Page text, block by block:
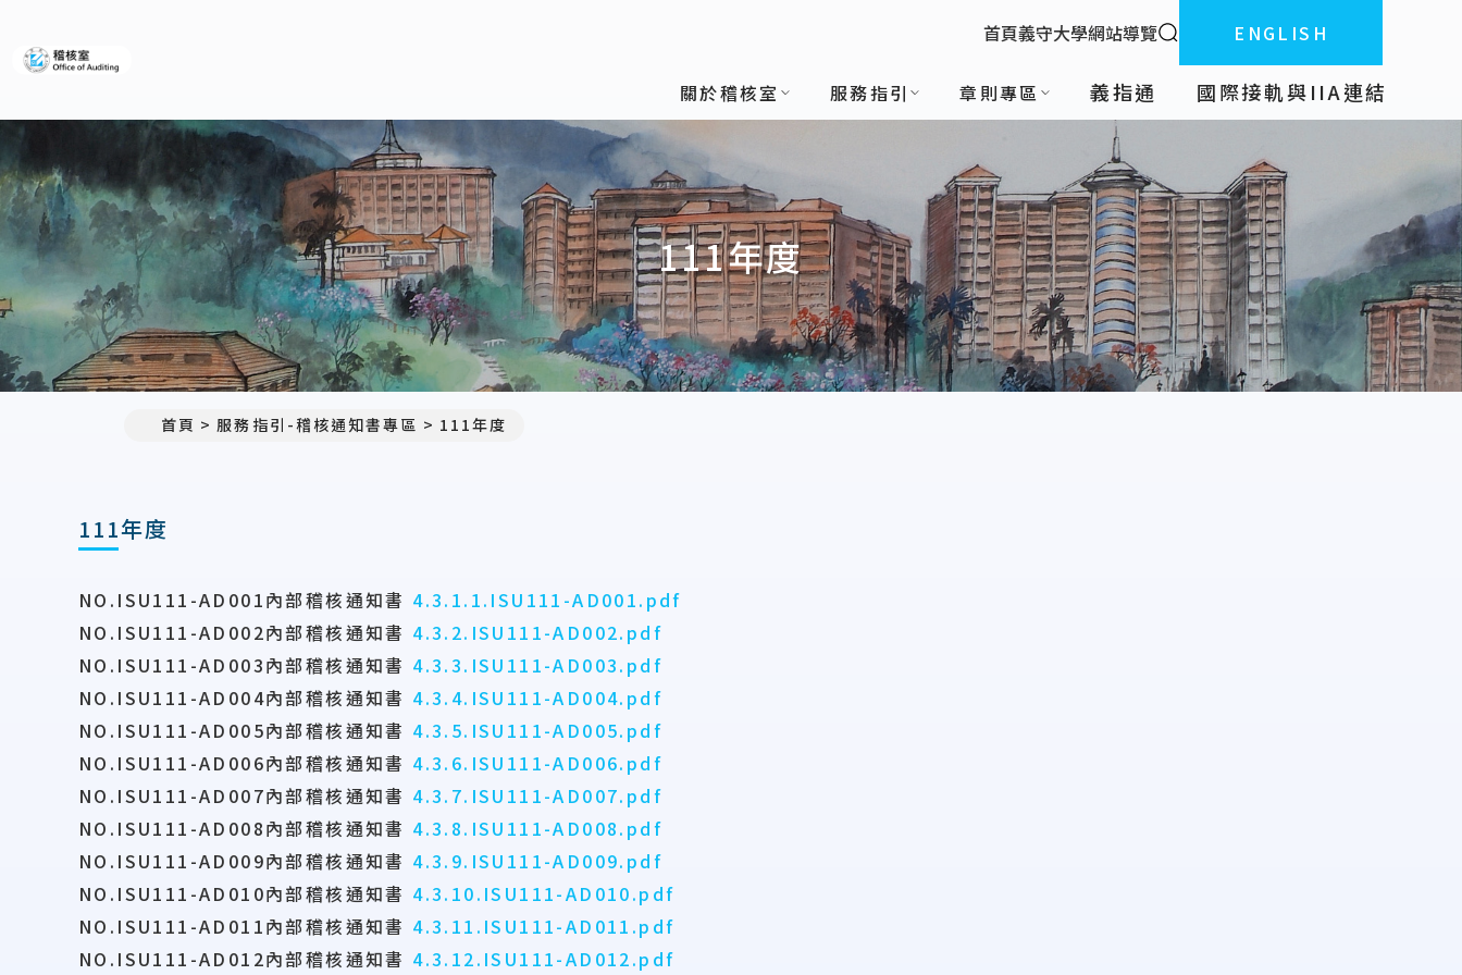
:::
首頁義守大學網站導覽 全站搜索ENGLISH
關於稽核室 服務指引 章則專區 義指通 國際接軌與IIA連結
111年度
首頁 服務指引-稽核通知書專區 111年度
111年度
NO.ISU111-AD001內部稽核通知書 4.3.1.1.ISU111-AD001.pdf
NO.ISU111-AD002內部稽核通知書 4.3.2.ISU111-AD002.pdf
NO.ISU111-AD003內部稽核通知書 4.3.3.ISU111-AD003.pdf
NO.ISU111-AD004內部稽核通知書 4.3.4.ISU111-AD004.pdf
NO.ISU111-AD005內部稽核通知書 4.3.5.ISU111-AD005.pdf
NO.ISU111-AD006內部稽核通知書 4.3.6.ISU111-AD006.pdf
NO.ISU111-AD007內部稽核通知書 4.3.7.ISU111-AD007.pdf
NO.ISU111-AD008內部稽核通知書 4.3.8.ISU111-AD008.pdf
NO.ISU111-AD009內部稽核通知書 4.3.9.ISU111-AD009.pdf
NO.ISU111-AD010內部稽核通知書 4.3.10.ISU111-AD010.pdf
NO.ISU111-AD011內部稽核通知書 4.3.11.ISU111-AD011.pdf
NO.ISU111-AD012內部稽核通知書 4.3.12.ISU111-AD012.pdf